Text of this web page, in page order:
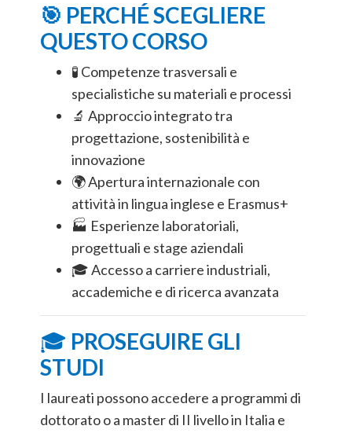
🎯 PERCHÉ SCEGLIERE
QUESTO CORSO
🧪 Competenze trasversali e
specialistiche su materiali e processi
🔬 Approccio integrato tra
progettazione, sostenibilità e
innovazione
🌍 Apertura internazionale con
attività in lingua inglese e Erasmus+
🏭 Esperienze laboratoriali,
progettuali e stage aziendali
🎓 Accesso a carriere industriali,
accademiche e di ricerca avanzata
🎓 PROSEGUIRE GLI
STUDI
I laureati possono accedere a programmi di
dottorato o a master di II livello in Italia e